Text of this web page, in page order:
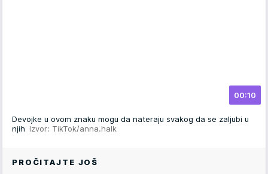
00:10
Devojke u ovom znaku mogu da nateraju svakog da se zaljubi u
njih Izvor: TikTok/anna.halk
PROČITAJTE JOŠ